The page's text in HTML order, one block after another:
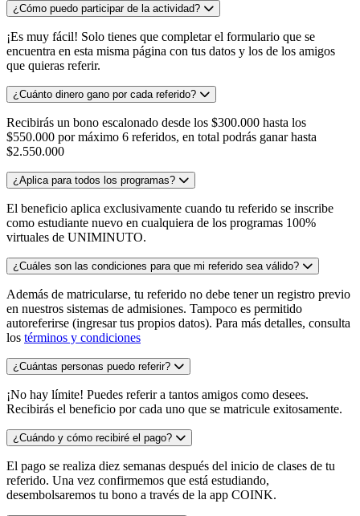
¿Cómo puedo participar de la actividad?
¡Es muy fácil! Solo tienes que completar el formulario que se
encuentra en esta misma página con tus datos y los de los amigos
que quieras referir.
¿Cuánto dinero gano por cada referido?
Recibirás un bono escalonado desde los $300.000 hasta los
$550.000 por máximo 6 referidos, en total podrás ganar hasta
$2.550.000
¿Aplica para todos los programas?
El beneficio aplica exclusivamente cuando tu referido se inscribe
como estudiante nuevo en cualquiera de los programas 100%
virtuales de UNIMINUTO.
¿Cuáles son las condiciones para que mi referido sea válido?
Además de matricularse, tu referido no debe tener un registro previo
en nuestros sistemas de admisiones. Tampoco es permitido
autoreferirse (ingresar tus propios datos). Para más detalles, consulta
los términos y condiciones
¿Cuántas personas puedo referir?
¡No hay límite! Puedes referir a tantos amigos como desees.
Recibirás el beneficio por cada uno que se matricule exitosamente.
¿Cuándo y cómo recibiré el pago?
El pago se realiza diez semanas después del inicio de clases de tu
referido. Una vez confirmemos que está estudiando,
desembolsaremos tu bono a través de la app COINK.